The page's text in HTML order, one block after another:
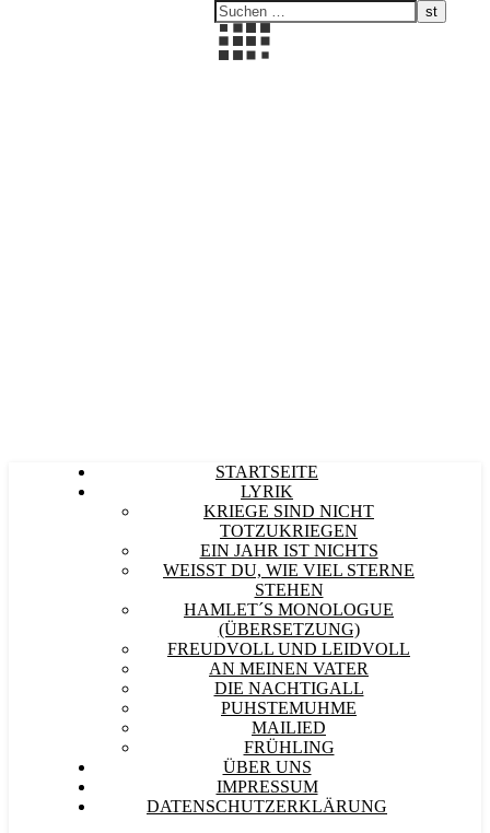
STARTSEITE
LYRIK
KRIEGE SIND NICHT
TOTZUKRIEGEN
EIN JAHR IST NICHTS
WEISST DU, WIE VIEL STERNE S
TEHEN
HAMLET´S MONOLOGUE
(ÜBERSETZUNG)
FREUDVOLL UND LEIDVOLL
AN MEINEN VATER
DIE NACHTIGALL
PUHSTEMUHME
MAILIED
FRÜHLING
ÜBER UNS
IMPRESSUM
DATENSCHUTZERKLÄRUNG